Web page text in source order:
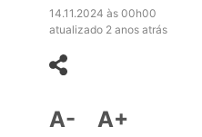
14.11.2024 às 00h00
atualizado 2 anos atrás
A- A+